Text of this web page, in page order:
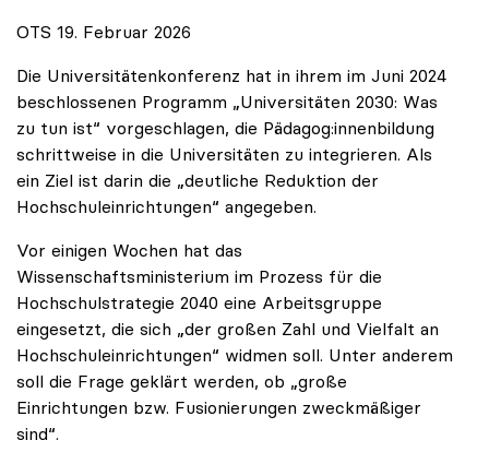
OTS 19. Februar 2026
Die Universitätenkonferenz hat in ihrem im Juni 2024
beschlossenen Programm „Universitäten 2030: Was
zu tun ist“ vorgeschlagen, die Pädagog:innenbildung
schrittweise in die Universitäten zu integrieren. Als
ein Ziel ist darin die „deutliche Reduktion der
Hochschuleinrichtungen“ angegeben.
Vor einigen Wochen hat das
Wissenschaftsministerium im Prozess für die
Hochschulstrategie 2040 eine Arbeitsgruppe
eingesetzt, die sich „der großen Zahl und Vielfalt an
Hochschuleinrichtungen“ widmen soll. Unter anderem
soll die Frage geklärt werden, ob „große
Einrichtungen bzw. Fusionierungen zweckmäßiger
sind“.